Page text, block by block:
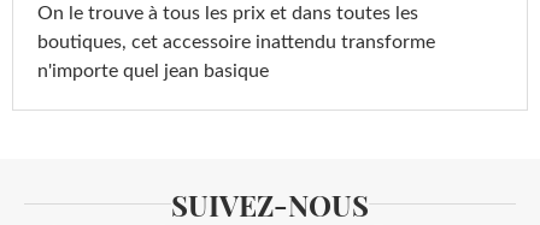
On le trouve à tous les prix et dans toutes les
boutiques, cet accessoire inattendu transforme
n'importe quel jean basique
SUIVEZ-NOUS